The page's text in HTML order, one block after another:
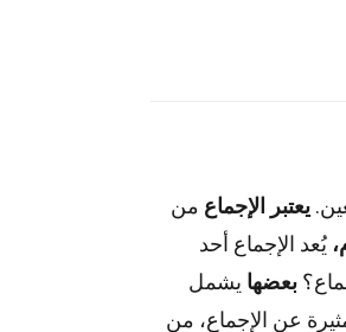
يعتبر الإجماع من
يُعد الإجماع أحد
بعضها يشمل
حقيقة مثيرة عن الإجماع، من